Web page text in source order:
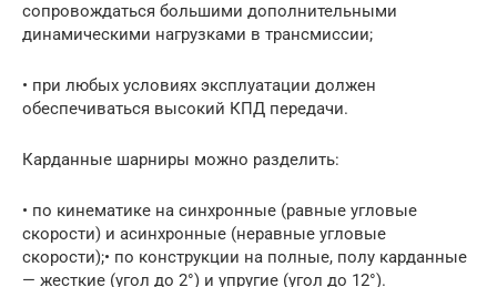
сопровождаться большими дополнительными
динамическими нагрузками в трансмиссии;
• при любых условиях эксплуатации должен
обеспечиваться высокий КПД передачи.
Карданные шарниры можно разделить:
• по кинематике на синхронные (равные угловые
скорости) и асинхронные (неравные угловые
скорости);• по конструкции на полные, полу карданные
— жесткие (угол до 2°) и упругие (угол до 12°).